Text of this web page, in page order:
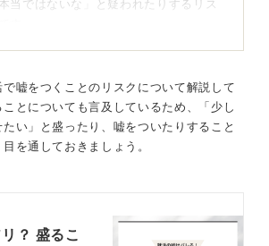
で語るほうが安全かつ説得力があるで
です。ただし、学歴詐称のような重大
限りではありませんので注意してくだ
間を少し長く話す（例：2週間の活動を
当ではないな」と疑われたりするリス
す。
そも自身が熱心に取り組んでいなかっ
経験よりも自信を持って伝えられ
探そう
いないことを無理に膨らませる努力
えないでしょう。
嘘をつくことのリスクについて解説して
とについても言及しているため、「少し
い」と盛ったり、嘘をついたりすること
を通しておきましょう。
？ 盛るこ